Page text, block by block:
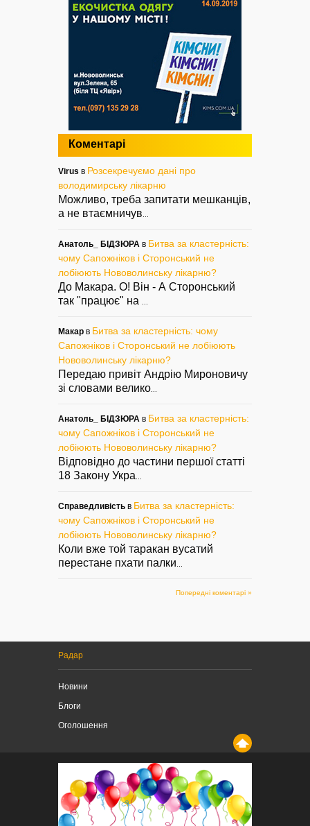
Коментарі
Virus в Розсекречуємо дані про
володимирську лікарню
Можливо, треба запитати мешканців,
а не втаємничув
Анатоль_ БІДЗЮРА в Битва за кластерність:
чому Сапожніков і Сторонський не
лобіюють Нововолинську лікарню?
До Макара. О! Він - А Сторонський
так "працює" на
Макар в Битва за кластерність: чому
Сапожніков і Сторонський не лобіюють
Нововолинську лікарню?
Передаю привіт Андрію Мироновичу
зі словами велико
Анатоль_ БІДЗЮРА в Битва за кластерність:
чому Сапожніков і Сторонський не
лобіюють Нововолинську лікарню?
Відповідно до частини першої статті
18 Закону Укра
Справедливість в Битва за кластерність:
чому Сапожніков і Сторонський не
лобіюють Нововолинську лікарню?
Коли вже той таракан вусатий
перестане пхати палки
Попередні коментарі »
Радар
Новини
Блоги
Оголошення